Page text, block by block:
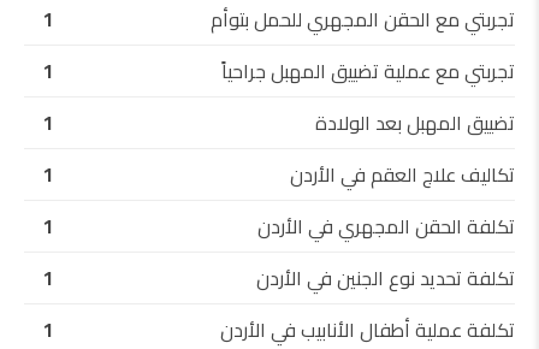
تجربتي مع الحقن المجهري للحمل بتوأم
1
تجربتي مع عملية تضييق المهبل جراحياً
1
تضييق المهبل بعد الولادة
1
تكاليف علاج العقم في الأردن
1
تكلفة الحقن المجهري في الأردن
1
تكلفة تحديد نوع الجنين في الأردن
1
تكلفة عملية أطفال الأنابيب في الأردن
1